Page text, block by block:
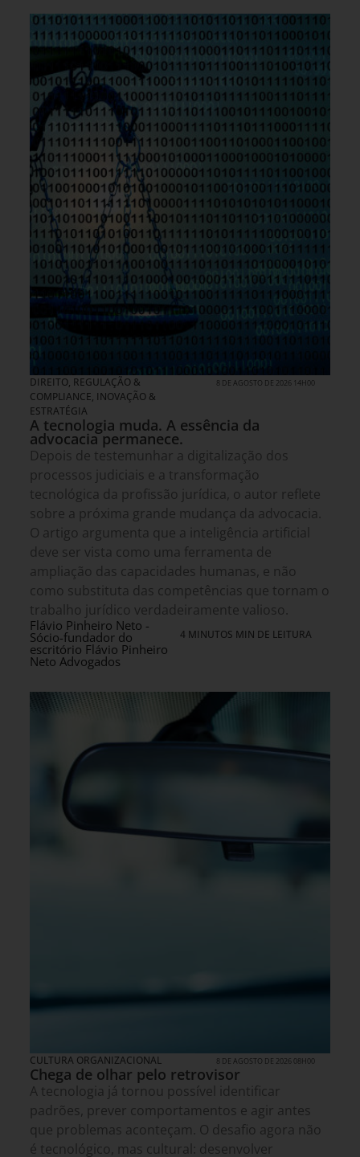
DIREITO, REGULAÇÃO &
COMPLIANCE, INOVAÇÃO &
ESTRATÉGIA
8 DE AGOSTO DE 2026 14H00
A tecnologia muda. A essência da
advocacia permanece.
Depois de testemunhar a digitalização dos
processos judiciais e a transformação
tecnológica da profissão jurídica, o autor reflete
sobre a próxima grande mudança da advocacia.
O artigo argumenta que a inteligência artificial
deve ser vista como uma ferramenta de
ampliação das capacidades humanas, e não
como substituta das competências que tornam o
trabalho jurídico verdadeiramente valioso.
Flávio Pinheiro Neto -
Sócio-fundador do
escritório Flávio Pinheiro
Neto Advogados
4 MINUTOS MIN DE LEITURA
CULTURA ORGANIZACIONAL 8 DE AGOSTO DE 2026 08H00
Chega de olhar pelo retrovisor
A tecnologia já tornou possível identificar
padrões, prever comportamentos e agir antes
que problemas aconteçam. O desafio agora não
é tecnológico, mas cultural: desenvolver